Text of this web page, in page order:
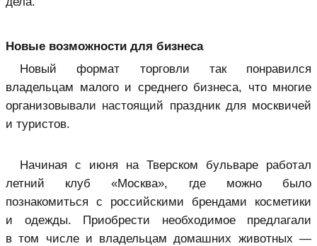
Новые возможности для бизнеса
Новый формат торговли так понравился
владельцам малого и среднего бизнеса, что многие
организовывали настоящий праздник для москвичей
и туристов.
Начиная с июня на Тверском бульваре работал
летний клуб «Москва», где можно было
познакомиться с российскими брендами косметики
и одежды. Приобрести необходимое предлагали
в том числе и владельцам домашних животных —